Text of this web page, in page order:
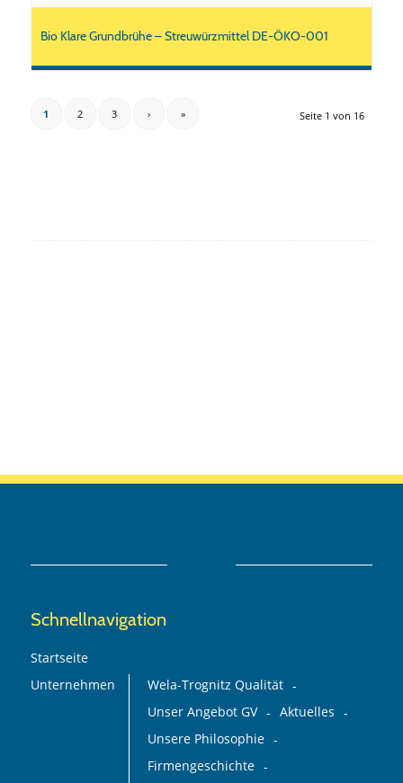
Bio Klare Grundbrühe – Streuwürzmittel DE-ÖKO-001
Seite 1 von 16
1 2 3 › »
Schnellnavigation
Startseite
Unternehmen
Wela-Trognitz Qualität
Unser Angebot GV
Aktuelles
Unsere Philosophie
Firmengeschichte